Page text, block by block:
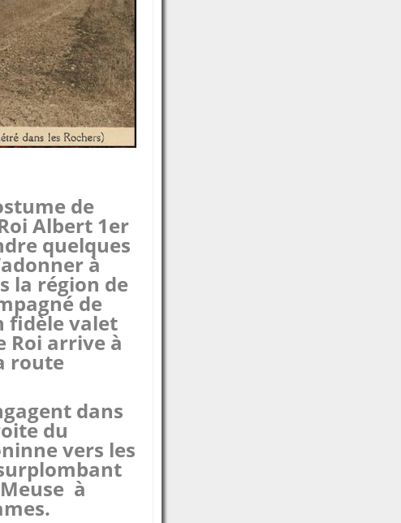
de
Albert 1er
quelques
à
la région de
de
fidèle valet
Roi arrive à
route
dans
du
vers les
euse à